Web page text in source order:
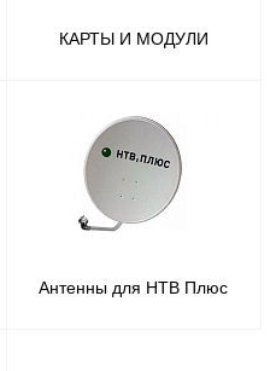
КАРТЫ И МОДУЛИ
Антенны для НТВ Плюс